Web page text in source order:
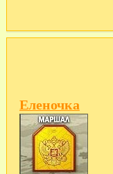
Еленочка